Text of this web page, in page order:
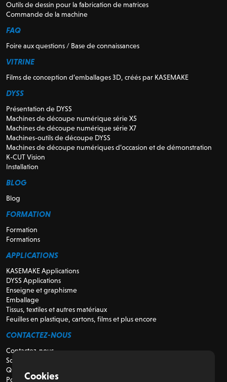
Outils de dessin pour la fabrication de matrices
Commande de la machine
FAQ
Foire aux questions / Base de connaissances
VITRINE
Films de conception d’emballages 3D, créés par KASEMAKE
DYSS
Présentation de DYSS
Machines de découpe numérique série X5
Machines de découpe numérique série X7
Machines-outils de découpe DYSS
Machines de découpe numériques d’occasion et de démonstration
K-CUT Vision
Installation
BLOG
Blog
FORMATION
Formation
Formations
APPLICATIONS
KASEMAKE Applications
DYSS Applications
Enseigne et graphisme
Emballage
Tissus, textiles et autres matériaux
Feuilles en plastique, cartons, films et plus encore
CONTACTEZ-NOUS
Contactez-nous
Soutien
Qui sommes-nous
Pour les revendeurs
Cookies